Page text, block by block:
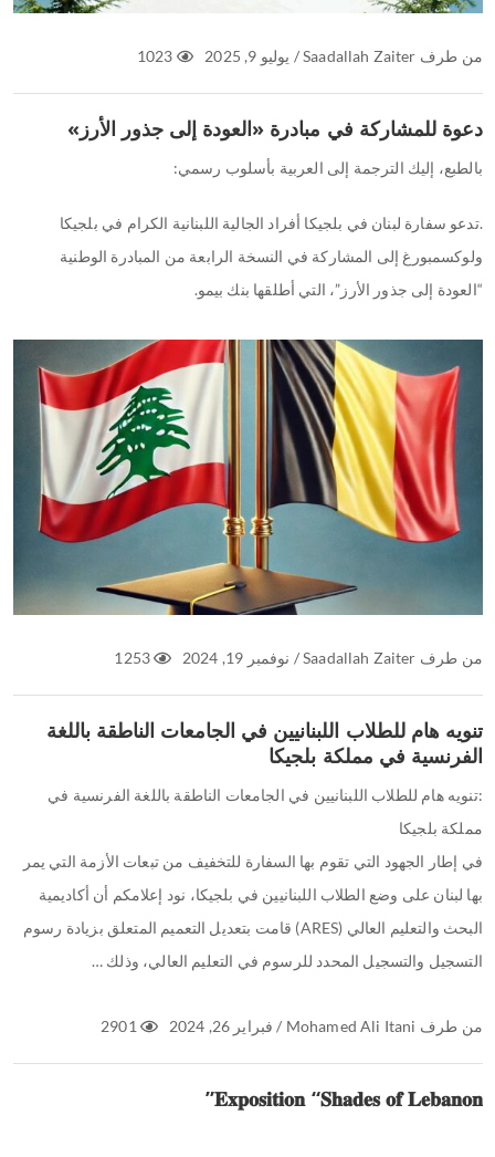
من طرف Saadallah Zaiter
/ يوليو 9, 2025
دعوة للمشاركة في مبادرة «العودة إلى جذور الأرز»
بالطبع، إليك الترجمة إلى العربية بأسلوب رسمي:
.تدعو سفارة لبنان في بلجيكا أفراد الجالية اللبنانية الكرام في بلجيكا
ولوكسمبورغ إلى المشاركة في النسخة الرابعة من المبادرة الوطنية
“العودة إلى جذور الأرز”، التي أطلقها بنك بيمو.
من طرف Saadallah Zaiter
/ نوفمبر 19, 2024 1253
تنويه هام للطلاب اللبنانيين في الجامعات الناطقة باللغة
الفرنسية في مملكة بلجيكا
:تنويه هام للطلاب اللبنانيين في الجامعات الناطقة باللغة الفرنسية في
مملكة بلجيكا
في إطار الجهود التي تقوم بها السفارة للتخفيف من تبعات الأزمة التي يمر
بها لبنان على وضع الطلاب اللبنانيين في بلجيكا، نود إعلامكم أن أكاديمية
البحث والتعليم العالي (ARES) قامت بتعديل التعميم المتعلق بزيادة رسوم
التسجيل والتسجيل المحدد للرسوم في التعليم العالي، وذلك …
من طرف Mohamed Ali Itani
/ فبراير 26, 2024 2901
𝐄𝐱𝐩𝐨𝐬𝐢𝐭𝐢𝐨𝐧 “𝐒𝐡𝐚𝐝𝐞𝐬 𝐨𝐟 𝐋𝐞𝐛𝐚𝐧𝐨𝐧”